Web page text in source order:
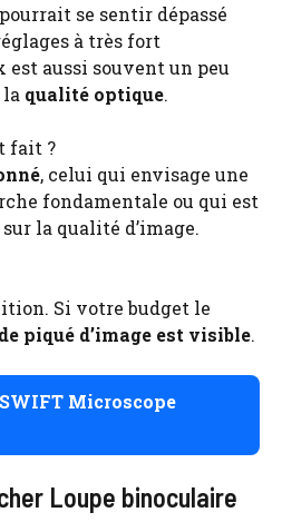
se sentir dépassé
à très fort
est aussi souvent un peu
qualité optique.
fait ?
, celui qui envisage une
fondamentale ou qui est
la qualité d’image.
Si votre budget le
piqué d’image est visible.
Microscope
Loupe binoculaire